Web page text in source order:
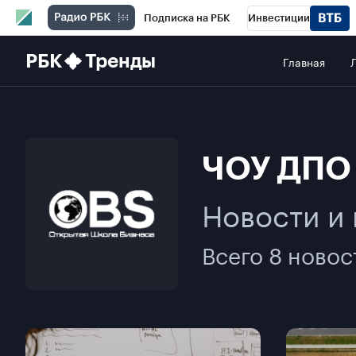
Подписка на РБК Инвестиции
РБК Бизнес-среда Дискуссионный
Рынок наличной валюты
РБК Тренды Главная
ЧОУ ДПО
Новости и
Всего 8